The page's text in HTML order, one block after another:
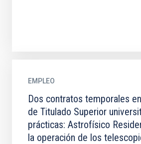
EMPLEO
Dos contratos temporales
de Titulado Superior
prácticas: Astrofísico
la operación de los